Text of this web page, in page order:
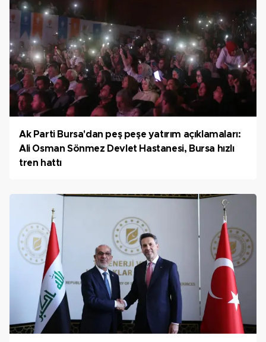
Ak Parti Bursa'dan peş peşe yatırım açıklamaları:
Ali Osman Sönmez Devlet Hastanesi, Bursa hızlı
tren hattı